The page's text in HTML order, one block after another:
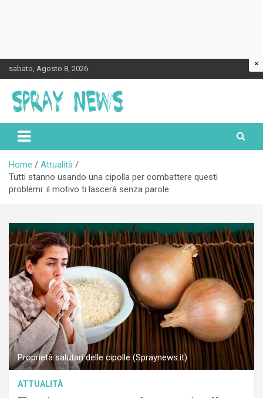
to
content
sabato, Agosto 8, 2026
Spraynews.it
Home
Attualità
Tutti stanno usando una cipolla per combattere questi
problemi: il motivo ti lascerà senza parole
Proprietà salutari delle cipolle (Spraynews.it)
ATTUALITÀ
×